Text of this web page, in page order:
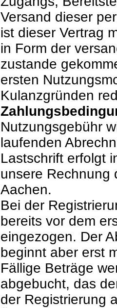
Versand dieser
ist dieser Vertrag
in Form der
zustande
ersten
Kulanzgründen
Nutzungsgebühr
laufenden
Lastschrift erfolgt
unsere Rechnung
Aachen.
Bei der
bereits vor dem
eingezogen. Der
beginnt aber erst
Fällige Beträge
abgebucht, das
der Registrierung